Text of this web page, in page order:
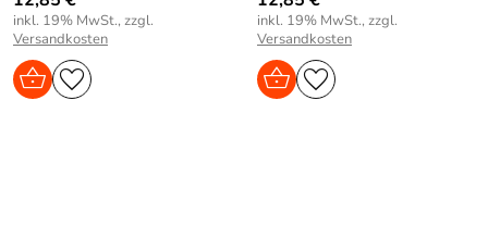
inkl. 19% MwSt., zzgl.
Versandkosten
inkl. 19% MwSt., zzgl.
Versandkosten